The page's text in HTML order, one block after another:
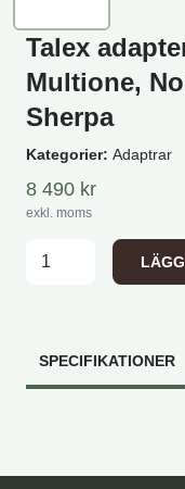
Talex
Multione,
Sherpa
Kategorier: Adaptrar
8 490 kr
exkl. moms
Talex adapter
SPECIFIKATIONER